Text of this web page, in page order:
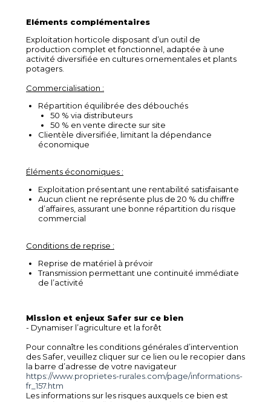
Eléments complémentaires
Exploitation horticole disposant d’un outil de
production complet et fonctionnel, adaptée à une
activité diversifiée en cultures ornementales et plants
potagers.
Commercialisation :
Répartition équilibrée des débouchés
50 % via distributeurs
50 % en vente directe sur site
Clientèle diversifiée, limitant la dépendance
économique
Éléments économiques :
Exploitation présentant une rentabilité satisfaisante
Aucun client ne représente plus de 20 % du chiffre
d’affaires, assurant une bonne répartition du risque
commercial
Conditions de reprise :
Reprise de matériel à prévoir
Transmission permettant une continuité immédiate
de l’activité
Mission et enjeux Safer sur ce bien
- Dynamiser l’agriculture et la forêt
Pour connaître les conditions générales d’intervention
des Safer, veuillez cliquer sur ce lien ou le recopier dans
la barre d’adresse de votre navigateur
https://www.proprietes-rurales.com/page/informations-
fr_157.htm
Les informations sur les risques auxquels ce bien est